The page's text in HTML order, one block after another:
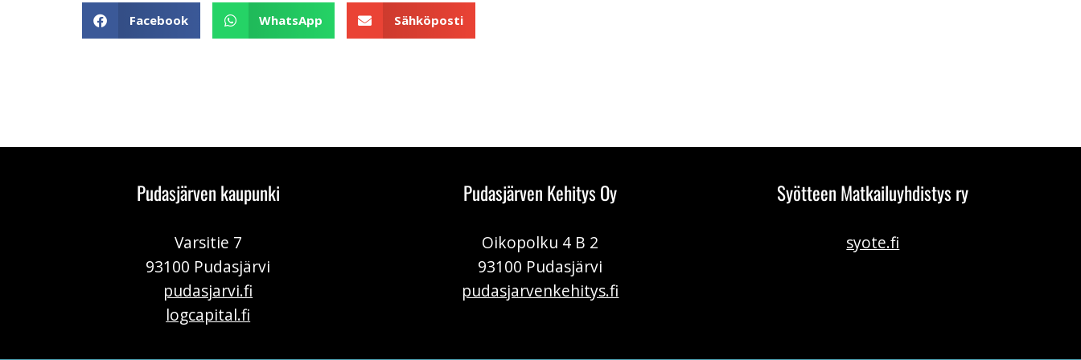
Facebook WhatsApp Sähköposti
Pudasjärven kaupunki
Varsitie 7
93100 Pudasjärvi
pudasjarvi.fi
logcapital.fi
Pudasjärven Kehitys Oy
Oikopolku 4 B 2
93100 Pudasjärvi
pudasjarvenkehitys.fi
Syötteen Matkailuyhdistys ry
syote.fi